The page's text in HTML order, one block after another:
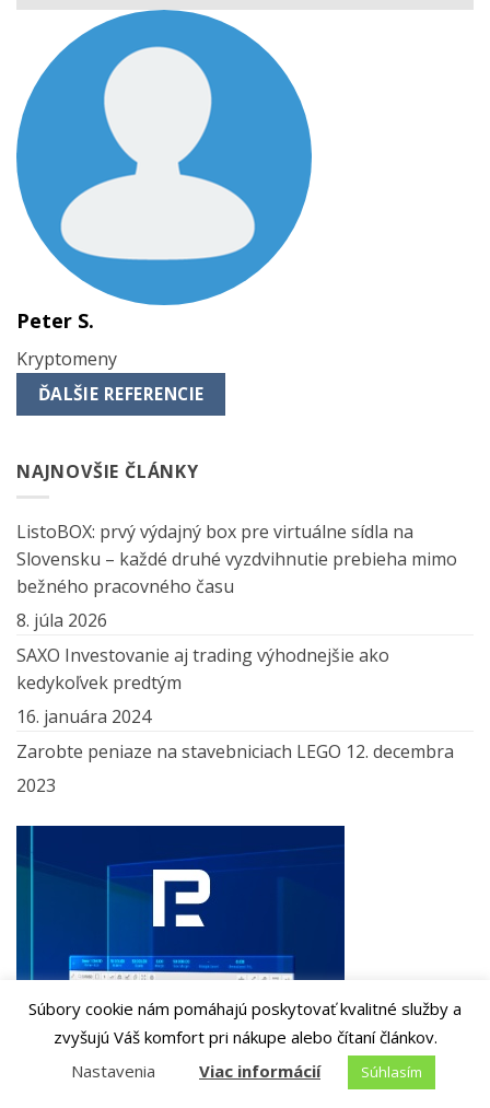
Peter S.
Kryptomeny
ĎALŠIE REFERENCIE
NAJNOVŠIE ČLÁNKY
ListoBOX: prvý výdajný box pre virtuálne sídla na
Slovensku – každé druhé vyzdvihnutie prebieha mimo
bežného pracovného času
8. júla 2026
SAXO Investovanie aj trading výhodnejšie ako
kedykoľvek predtým
16. januára 2024
Zarobte peniaze na stavebniciach LEGO 12. decembra
2023
Súbory cookie nám pomáhajú poskytovať kvalitné služby a
zvyšujú Váš komfort pri nákupe alebo čítaní článkov.
Nastavenia
Viac informácií Súhlasím